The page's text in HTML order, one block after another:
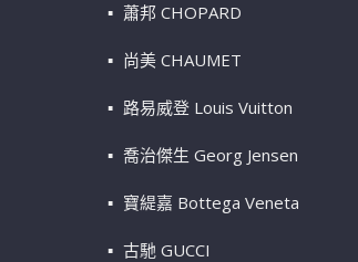
蕭邦 CHOPARD
尚美 CHAUMET
路易威登 Louis Vuitton
喬治傑生 Georg Jensen
寶緹嘉 Bottega Veneta
古馳 GUCCI